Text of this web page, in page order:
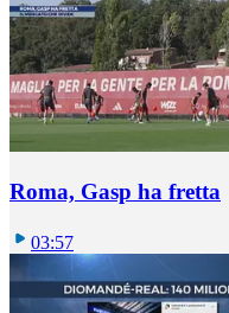
Roma, Gasp ha fretta
03:57